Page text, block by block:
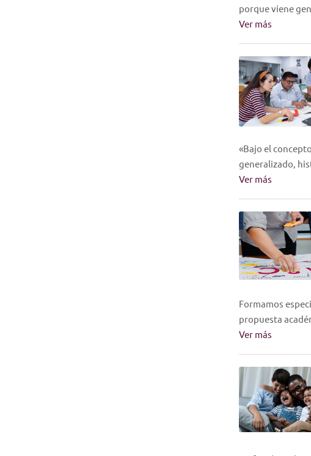
porque viene
Ver más
«Bajo el
generalizado,
Ver más
Formamos
propuesta
Ver más